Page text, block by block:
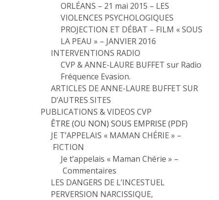
ORLÉANS – 21 mai 2015 – LES
VIOLENCES PSYCHOLOGIQUES
PROJECTION ET DÉBAT – FILM « SOUS
LA PEAU » – JANVIER 2016
INTERVENTIONS RADIO
CVP & ANNE-LAURE BUFFET sur Radio
Fréquence Evasion.
ARTICLES DE ANNE-LAURE BUFFET SUR
D’AUTRES SITES
PUBLICATIONS & VIDEOS CVP
ÊTRE (OU NON) SOUS EMPRISE (PDF)
JE T’APPELAIS « MAMAN CHÉRIE » –
FICTION
Je t’appelais « Maman Chérie » –
Commentaires
LES DANGERS DE L’INCESTUEL
PERVERSION NARCISSIQUE,